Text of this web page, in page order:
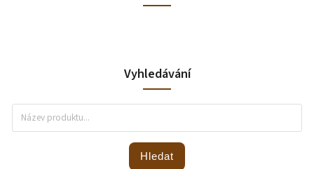
Vyhledávání
Hledat